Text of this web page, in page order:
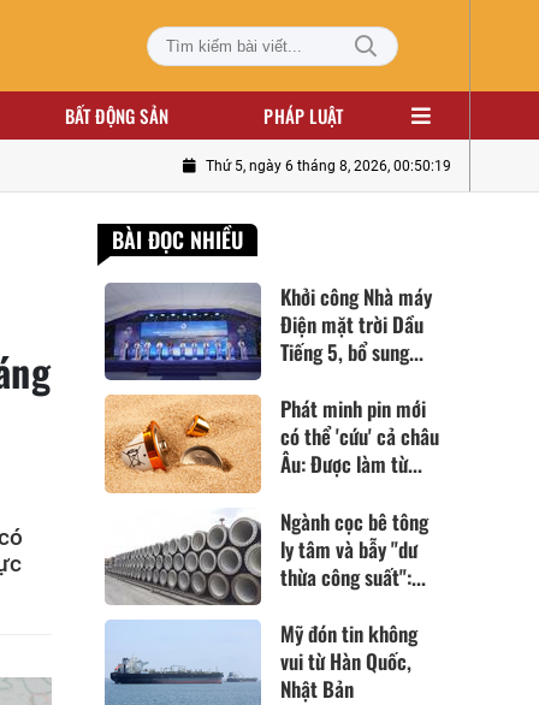
BẤT ĐỘNG SẢN PHÁP LUẬT
Thứ 5, ngày 6 tháng 8, 2026, 00:50:21
BÀI ĐỌC NHIỀU
Khởi công Nhà máy
Điện mặt trời Dầu
Tiếng 5, bổ sung...
Phát minh pin mới
có thể 'cứu' cả châu
Âu: Được làm từ...
Ngành cọc bê tông
ly tâm và bẫy "dư
thừa công suất":...
Mỹ đón tin không
vui từ Hàn Quốc,
Nhật Bản